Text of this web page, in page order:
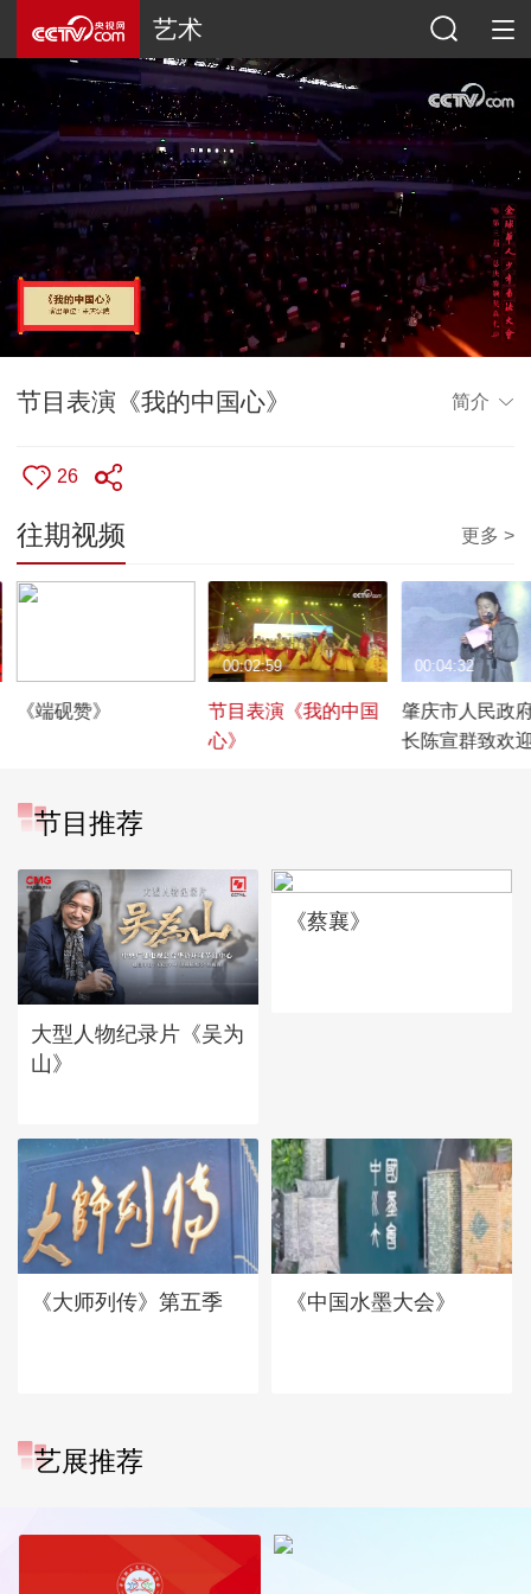
艺术
节目表演《我的中国心》 简介
26
往期视频 更多 >
《端砚赞》
节目表演《我的中国
心》
00:02:59
肇庆市人民政
长陈宣群致欢
00:04:32
节目推荐
大型人物纪录片《吴为
山》
《蔡襄》
《大师列传》第五季 《中国水墨大会》
艺展推荐